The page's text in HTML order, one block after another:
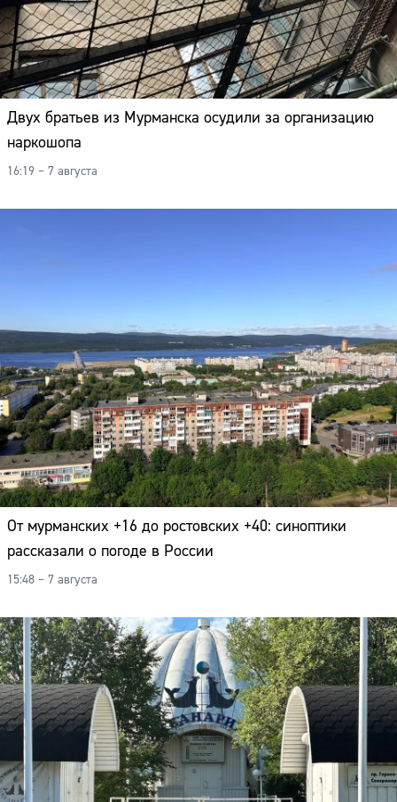
Двух братьев из Мурманска осудили за организацию
наркошопа
16:19 – 7 августа
От мурманских +16 до ростовских +40: синоптики
рассказали о погоде в России
15:48 – 7 августа